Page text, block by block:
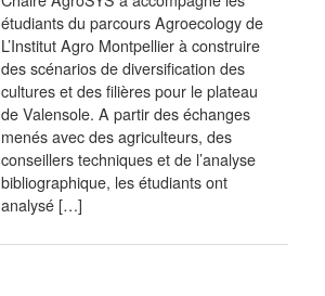
étudiants du parcours Agroecology de
L’Institut Agro Montpellier à construire
des scénarios de diversification des
cultures et des filières pour le plateau
de Valensole. A partir des échanges
menés avec des agriculteurs, des
conseillers techniques et de l’analyse
bibliographique, les étudiants ont
analysé […]